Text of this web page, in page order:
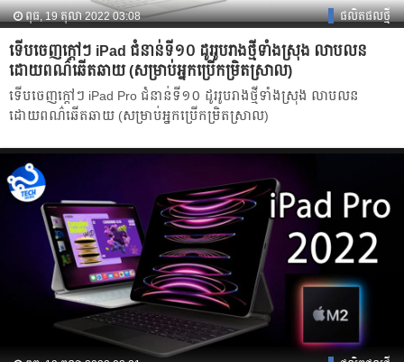
ពុធ, 19 តុលា 2022 03:08 ផលិតផលថ្មី
ទើបចេញក្ដៅៗ iPad ជំនាន់ទី១០ ដូររូបរាងថ្មីទាំងស្រុង លាបលន
ដោយពណ៌ឆើតឆាយ (សម្រាប់អ្នកប្រើកម្រិតស្រាល)
ទើបចេញក្ដៅៗ iPad Pro ជំនាន់ទី១០ ដូររូបរាងថ្មីទាំងស្រុង លាបលន
ដោយពណ៌ឆើតឆាយ (សម្រាប់អ្នកប្រើកម្រិតស្រាល)